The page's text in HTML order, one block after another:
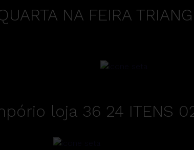
NA FEIRA
loja 36 24 ITENS